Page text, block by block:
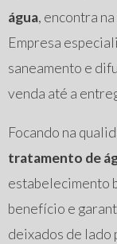
água, encontra
Empresa
saneamento e
venda até a
Focando na
tratamento de
estabelecimento
benefício e
deixados de lado